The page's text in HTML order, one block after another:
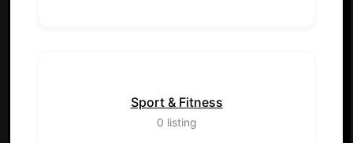
Sport & Fitness
0 listing